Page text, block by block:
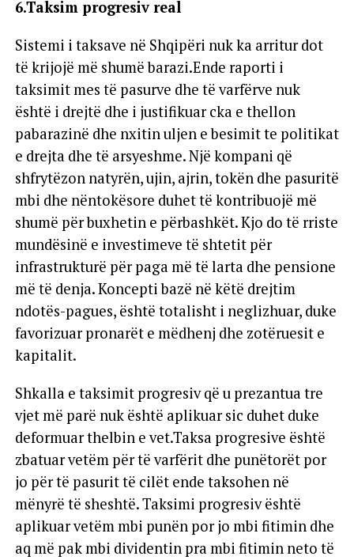
6.Taksim progresiv real
Sistemi i taksave në Shqipëri nuk ka arritur dot
të krijojë më shumë barazi.Ende raporti i
taksimit mes të pasurve dhe të varfërve nuk
është i drejtë dhe i justifikuar cka e thellon
pabarazinë dhe nxitin uljen e besimit te politikat
e drejta dhe të arsyeshme. Një kompani që
shfrytëzon natyrën, ujin, ajrin, tokën dhe pasuritë
mbi dhe nëntokësore duhet të kontribuojë më
shumë për buxhetin e përbashkët. Kjo do të rriste
mundësinë e investimeve të shtetit për
infrastrukturë për paga më të larta dhe pensione
më të denja. Koncepti bazë në këtë drejtim
ndotës-pagues, është totalisht i neglizhuar, duke
favorizuar pronarët e mëdhenj dhe zotëruesit e
kapitalit.
Shkalla e taksimit progresiv që u prezantua tre
vjet më parë nuk është aplikuar sic duhet duke
deformuar thelbin e vet.Taksa progresive është
zbatuar vetëm për të varfërit dhe punëtorët por
jo për të pasurit të cilët ende taksohen në
mënyrë të sheshtë. Taksimi progresiv është
aplikuar vetëm mbi punën por jo mbi fitimin dhe
aq më pak mbi dividentin pra mbi fitimin neto të